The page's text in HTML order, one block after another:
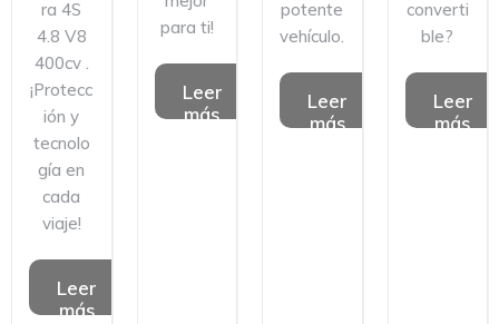
ra 4S
4.8 V8
400cv .
¡Protecc
ión y
tecnolo
gía en
cada
viaje!
Leer
más
para ti!
Leer
más
potente
vehículo.
Leer
más
converti
ble?
Leer
más